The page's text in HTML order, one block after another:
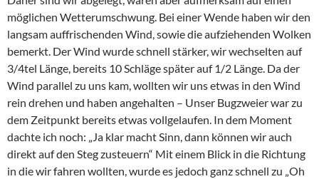
möglichen Wetterumschwung. Bei einer Wende haben wir den
langsam auffrischenden Wind, sowie die aufziehenden Wolken
bemerkt. Der Wind wurde schnell stärker, wir wechselten auf
3/4tel Länge, bereits 10 Schläge später auf 1/2 Länge. Da der
Wind parallel zu uns kam, wollten wir uns etwas in den Wind
rein drehen und haben angehalten – Unser Bugzweier war zu
dem Zeitpunkt bereits etwas vollgelaufen. In dem Moment
dachte ich noch: „Ja klar macht Sinn, dann können wir auch
direkt auf den Steg zusteuern“ Mit einem Blick in die Richtung
in die wir fahren wollten, wurde es jedoch ganz schnell zu „Oh